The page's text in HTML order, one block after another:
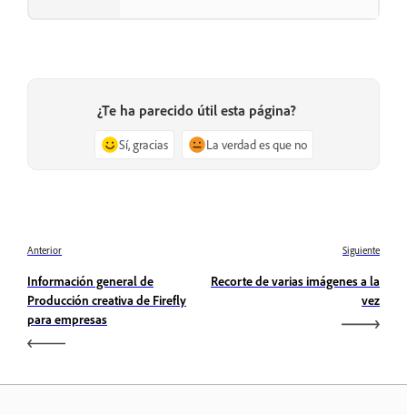
¿Te ha parecido útil esta página?
Sí, gracias La verdad es que no
Anterior
Información general de
Producción creativa de Firefly
para empresas
Siguiente
Recorte de varias imágenes a la
vez